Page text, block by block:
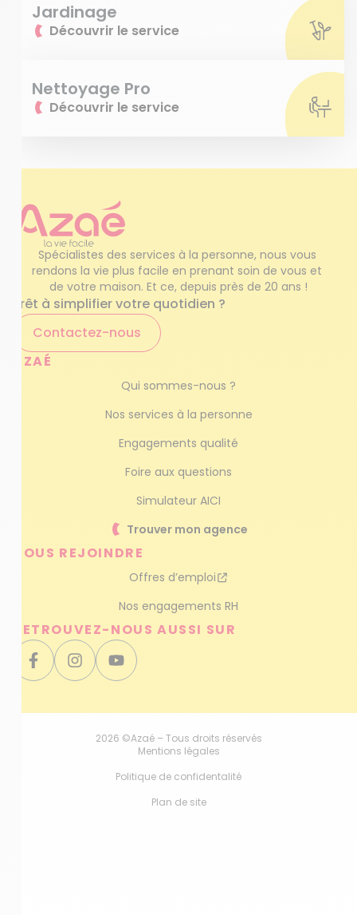
Jardinage
Découvrir le service
Nettoyage Pro
Découvrir le service
Spécialistes des services à la personne, nous vous
rendons la vie plus facile en prenant soin de vous et
de votre maison. Et ce, depuis près de 20 ans !
Prêt à simplifier votre quotidien ?
Contactez-nous
AZAÉ
Qui sommes-nous ?
Nos services à la personne
Engagements qualité
Foire aux questions
Simulateur AICI
Trouver mon agence
NOUS REJOINDRE
Offres d’emploi
Nos engagements RH
RETROUVEZ-NOUS AUSSI SUR
2026 ©Azaé – Tous droits réservés
Mentions légales
Politique de confidentalité
Plan de site